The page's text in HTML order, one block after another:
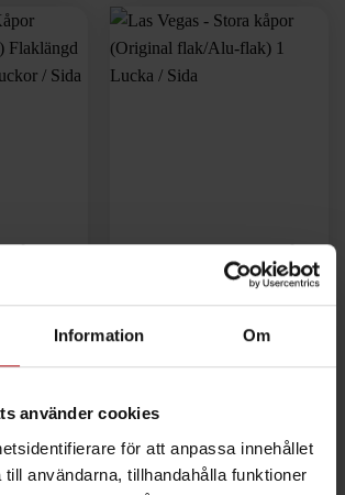
Information Om
använder cookies
för att anpassa innehållet
användarna, tillhandahålla funktioner
Kåpor
/ Sida
Las Vegas – Stora kåpor
(Original flak/Alu-flak) 1
Lucka / Sida
Kontakta oss för offert
LÄGG I VARUKORG